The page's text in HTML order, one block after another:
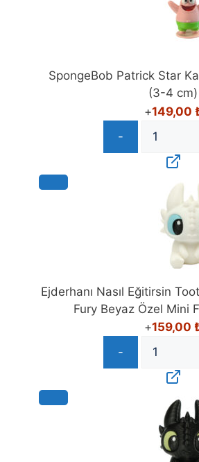
SpongeBob Patrick Star
(3-4 cm)
+149,00
-
Ejderhanı Nasıl Eğitirsin
Fury Beyaz Özel Mini
+159,00
-